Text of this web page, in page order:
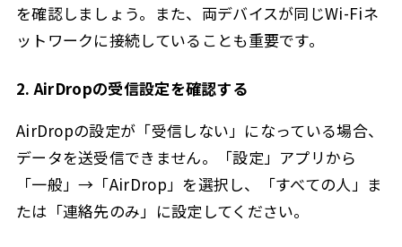
を確認しましょう。また、両デバイスが同じWi-Fiネ
ットワークに接続していることも重要です。
2. AirDropの受信設定を確認する
AirDropの設定が「受信しない」になっている場合、
データを送受信できません。「設定」アプリから
「一般」→「AirDrop」を選択し、「すべての人」ま
たは「連絡先のみ」に設定してください。